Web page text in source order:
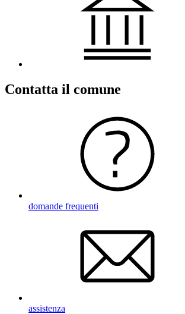
Contatta il comune
domande frequenti
assistenza